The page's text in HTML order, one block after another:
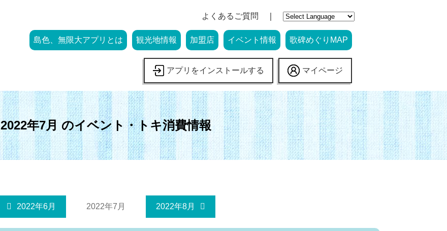
よくあるご質問
島色、無限大アプリとは 観光地情報 加盟店 イベント情報 歌碑めぐりMAP
アプリをインストールする マイページ
2022年7月 のイベント・トキ消費情報
2022年6月 2022年7月 2022年8月